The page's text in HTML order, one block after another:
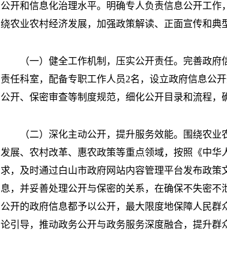
公开和信息化治理水平。明确专人负责信息公开工作
绕农业农村经济发展，加强政策解读、正面宣传和典
（一） 健全工作机制，压实公开责任。完善政府
责任科室，配备专职工作人员2名，设立政府信息公
公开、保密审查等制度规范，细化公开目录和流程，
（二）深化主动公开，提升服务效能。围绕农
发展、农村改革、惠农政策等重点领域，按照《中
求，及时通过白山市政府网站内容管理平台发布政
息，并妥善处理公开与保密的关系，在确保不失密
公开的政府信息都予以公开，最大限度地保障人民
论引导，推动政务公开与政务服务深度融合，提升群